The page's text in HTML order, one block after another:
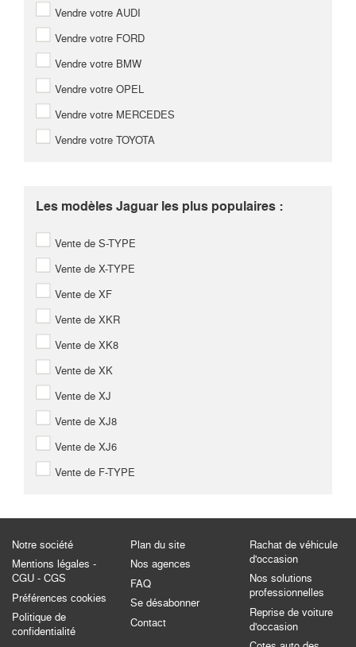
Vendre votre AUDI
Vendre votre FORD
Vendre votre BMW
Vendre votre OPEL
Vendre votre MERCEDES
Vendre votre TOYOTA
Les modèles Jaguar les plus populaires :
Vente de S-TYPE
Vente de X-TYPE
Vente de XF
Vente de XKR
Vente de XK8
Vente de XK
Vente de XJ
Vente de XJ8
Vente de XJ6
Vente de F-TYPE
Notre société
Mentions légales -
CGU - CGS
Préférences cookies
Politique de
confidentialité
Plan du site
Nos agences
FAQ
Se désabonner
Contact
Rachat de véhicule
d'occasion
Nos solutions
professionnelles
Reprise de voiture
d'occasion